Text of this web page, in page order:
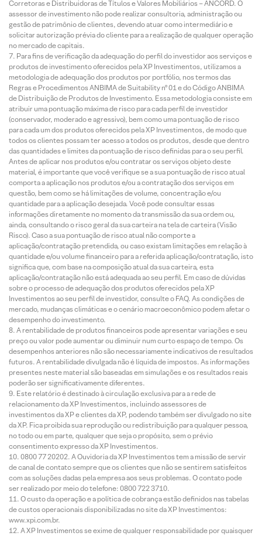
Corretoras e Distribuidoras de Títulos e Valores Mobiliários – ANCORD. O
assessor de investimento não pode realizar consultoria, administração ou
gestão de patrimônio de clientes, devendo atuar como intermediário e
solicitar autorização prévia do cliente para a realização de qualquer operação
no mercado de capitais.
Para fins de verificação da adequação do perfil do investidor aos serviços e
produtos de investimento oferecidos pela XP Investimentos, utilizamos a
metodologia de adequação dos produtos por portfólio, nos termos das
Regras e Procedimentos ANBIMA de Suitability nº 01 e do Código ANBIMA
de Distribuição de Produtos de Investimento. Essa metodologia consiste em
atribuir uma pontuação máxima de risco para cada perfil de investidor
(conservador, moderado e agressivo), bem como uma pontuação de risco
para cada um dos produtos oferecidos pela XP Investimentos, de modo que
todos os clientes possam ter acesso a todos os produtos, desde que dentro
das quantidades e limites da pontuação de risco definidas para o seu perfil.
Antes de aplicar nos produtos e/ou contratar os serviços objeto deste
material, é importante que você verifique se a sua pontuação de risco atual
comporta a aplicação nos produtos e/ou a contratação dos serviços em
questão, bem como se há limitações de volume, concentração e/ou
quantidade para a aplicação desejada. Você pode consultar essas
informações diretamente no momento da transmissão da sua ordem ou,
ainda, consultando o risco geral da sua carteira na tela de carteira (Visão
Risco). Caso a sua pontuação de risco atual não comporte a
aplicação/contratação pretendida, ou caso existam limitações em relação à
quantidade e/ou volume financeiro para a referida aplicação/contratação, isto
significa que, com base na composição atual da sua carteira, esta
aplicação/contratação não está adequada ao seu perfil. Em caso de dúvidas
sobre o processo de adequação dos produtos oferecidos pela XP
Investimentos ao seu perfil de investidor, consulte o FAQ. As condições de
mercado, mudanças climáticas e o cenário macroeconômico podem afetar o
desempenho do investimento.
A rentabilidade de produtos financeiros pode apresentar variações e seu
preço ou valor pode aumentar ou diminuir num curto espaço de tempo. Os
desempenhos anteriores não são necessariamente indicativos de resultados
futuros. A rentabilidade divulgada não é líquida de impostos. As informações
presentes neste material são baseadas em simulações e os resultados reais
poderão ser significativamente diferentes.
Este relatório é destinado à circulação exclusiva para a rede de
relacionamento da XP Investimentos, incluindo assessores de
investimentos da XP e clientes da XP, podendo também ser divulgado no site
da XP. Fica proibida sua reprodução ou redistribuição para qualquer pessoa,
no todo ou em parte, qualquer que seja o propósito, sem o prévio
consentimento expresso da XP Investimentos.
0800 77 20202. A Ouvidoria da XP Investimentos tem a missão de servir
de canal de contato sempre que os clientes que não se sentirem satisfeitos
com as soluções dadas pela empresa aos seus problemas. O contato pode
ser realizado por meio do telefone: 0800 722 3710.
O custo da operação e a política de cobrança estão definidos nas tabelas
de custos operacionais disponibilizadas no site da XP Investimentos:
www.xpi.com.br.
A XP Investimentos se exime de qualquer responsabilidade por quaisquer